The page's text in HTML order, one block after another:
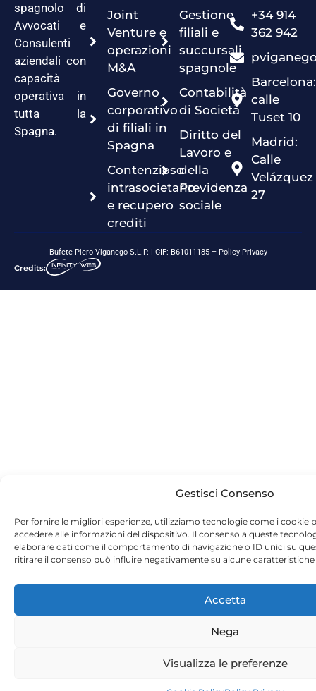
Gestisci Consenso
Per fornire le migliori esperienze, utilizziamo tecnologie come i cookie
accedere alle informazioni del dispositivo. Il consenso a queste
elaborare dati come il comportamento di navigazione o ID unici su
ritirare il consenso può influire negativamente su alcune caratteristiche
Accetta
Nega
Visualizza le preferenze
spagnolo di
Avvocati e
Consulenti
aziendali con
capacità
operativa in
tutta la
Spagna.
Joint
Venture e
operazioni
M&A
Governo
corporativo
di filiali in
Spagna
Contenzioso
intrasocietario
e recupero
crediti
Gestione
filiali e
succursali
spagnole
Contabilità
di Società
Diritto del
Lavoro e
della
Previdenza
sociale
+34 914
362 942
Barcelona:
calle
Tuset 10
Madrid:
Calle
Velázquez
27
Bufete Piero Viganego S.L.P. | CIF: B61011185 – Policy Privacy
Credits: